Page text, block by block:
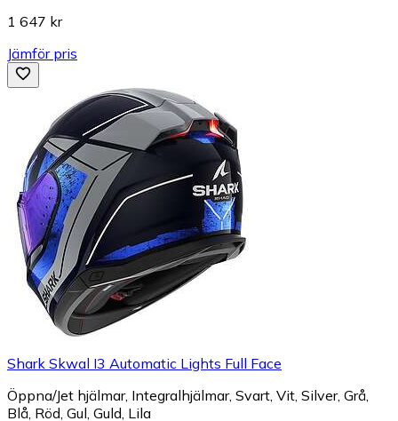
1 647 kr
Jämför pris
Shark Skwal I3 Automatic Lights Full Face
Öppna/Jet hjälmar, Integralhjälmar, Svart, Vit, Silver, Grå,
Blå, Röd, Gul, Guld, Lila